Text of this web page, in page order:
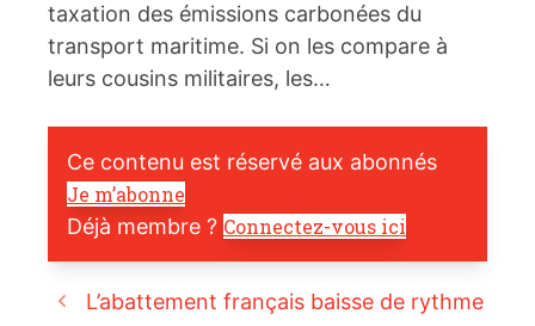
taxation des émissions carbonées du
transport maritime. Si on les compare à
leurs cousins militaires, les…
Ce contenu est réservé aux abonnés
Je m’abonne
Déjà membre ? Connectez-vous ici
L’abattement français baisse de rythme